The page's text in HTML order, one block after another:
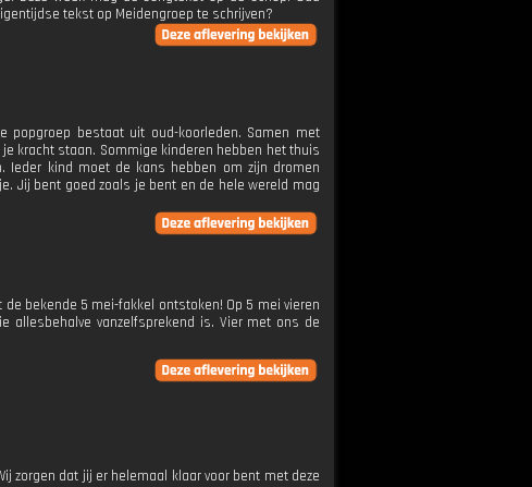
tekst op Meidengroep te schrijven?
popgroep bestaat uit oud-koorleden. Samen met
kracht staan. Sommige kinderen hebben het thuis
Ieder kind moet de kans hebben om zijn dromen
Jij bent goed zoals je bent en de hele wereld mag
bekende 5 mei-fakkel ontstoken! Op 5 mei vieren
allesbehalve vanzelfsprekend is. Vier met ons de
zorgen dat jij er helemaal klaar voor bent met deze